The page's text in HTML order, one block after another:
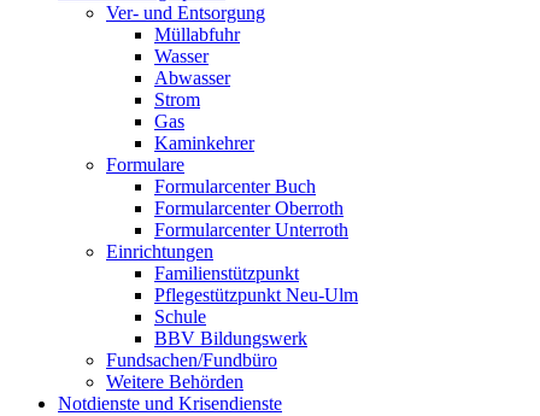
Ver- und Entsorgung
Müllabfuhr
Wasser
Abwasser
Strom
Gas
Kaminkehrer
Formulare
Formularcenter Buch
Formularcenter Oberroth
Formularcenter Unterroth
Einrichtungen
Familienstützpunkt
Pflegestützpunkt Neu-Ulm
Schule
BBV Bildungswerk
Fundsachen/Fundbüro
Weitere Behörden
Notdienste und Krisendienste